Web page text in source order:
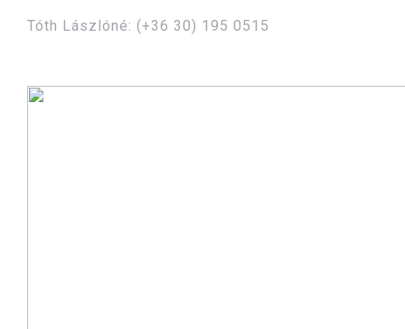
Tóth Lászlóné: (+36 30) 195 0515